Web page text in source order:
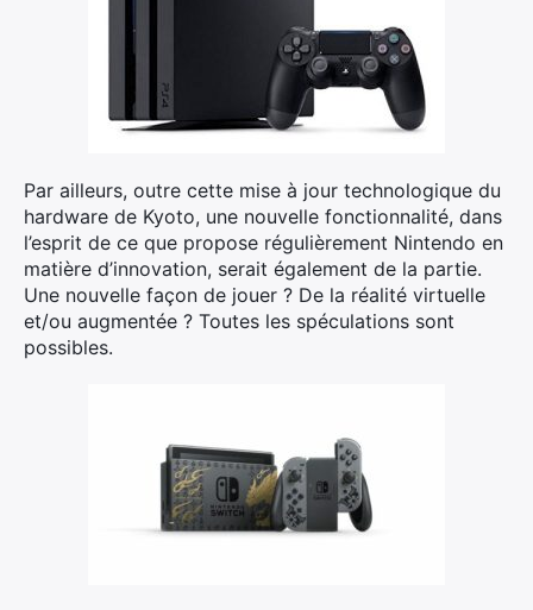
Par ailleurs, outre cette mise à jour technologique du
hardware de Kyoto, une nouvelle fonctionnalité, dans
l’esprit de ce que propose régulièrement Nintendo en
matière d’innovation, serait également de la partie.
Une nouvelle façon de jouer ? De la réalité virtuelle
et/ou augmentée ? Toutes les spéculations sont
possibles.